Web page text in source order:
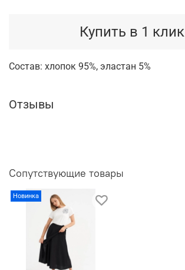
Купить в 1 клик
Состав: хлопок 95%, эластан 5%
Отзывы
Сопутствующие товары
Новинка